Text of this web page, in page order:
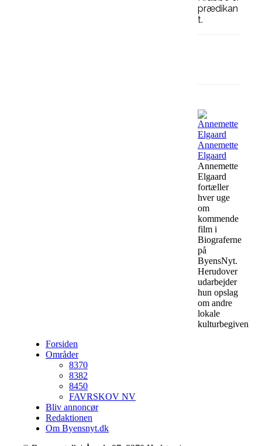
prædikan
t.
Annemette
Elgaard
Annemette
Elgaard
fortæller
hver uge
om
kommende
film i
Biograferne
på
ByensNyt.
Herudover
udarbejder
hun opslag
om andre
lokale
Forsiden
Områder
8370
8382
8450
FAVRSKOV NV
Bliv annoncør
Redaktionen
Om Byensnyt.dk